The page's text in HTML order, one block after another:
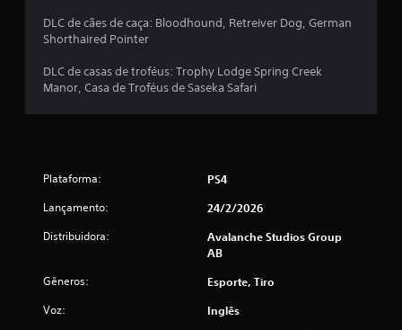
g
a
p
e
o
n
s
s
DLC de cães de caça: Bloodhound, Retreiver Dog, German
Shorthaired Pointer
DLC de casas de troféus: Trophy Lodge Spring Creek
Manor, Casa de Troféus de Saseka Safari
Plataforma: PS4
Lançamento: 24/2/2026
Distribuidora:
Avalanche Studios Group
AB
Gêneros: Esporte, Tiro
Voz: Inglês